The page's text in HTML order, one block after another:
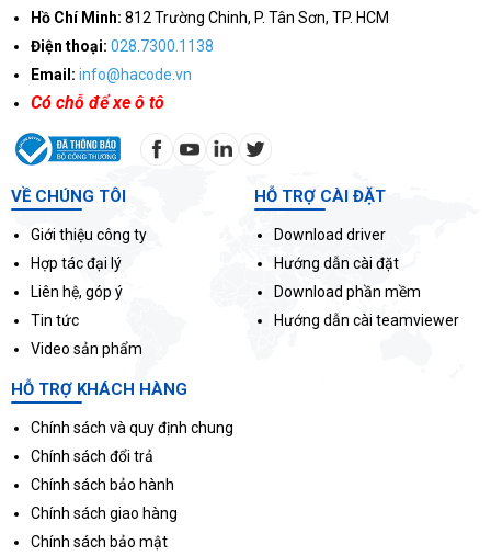
Hồ Chí Minh: 812 Trường Chinh, P. Tân Sơn, TP. HCM
Điện thoại: 028.7300.1138
Email: info@hacode.vn
Có chỗ để xe ô tô
VỀ CHÚNG TÔI
Giới thiệu công ty
Hợp tác đại lý
Liên hệ, góp ý
Tin tức
Video sản phẩm
HỖ TRỢ CÀI ĐẶT
Download driver
Hướng dẫn cài đặt
Download phần mềm
Hướng dẫn cài teamviewer
HỖ TRỢ KHÁCH HÀNG
Chính sách và quy định chung
Chính sách đổi trả
Chính sách bảo hành
Chính sách giao hàng
Chính sách bảo mật